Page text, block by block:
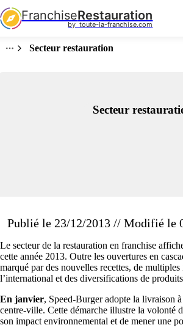
FranchiseRestauration
by  toute-la-franchise.com
Secteur restauration
Secteur
Publié le 23/12/2013 // Modifié le
Le secteur de la restauration en franchise
cette année 2013. Outre les ouvertures en
marqué par des nouvelles recettes, de
l’international et des diversifications de
En janvier, Speed-Burger adopte la livraison
centre-ville. Cette démarche illustre la volonté
son impact environnemental et de mener une